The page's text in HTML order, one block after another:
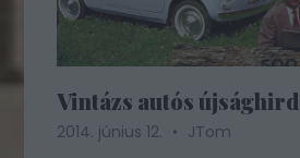
Vintázs autós
2014. június 12.
JTom